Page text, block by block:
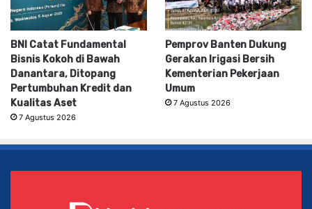
BNI Catat Fundamental
Bisnis Kokoh di Bawah
Danantara, Ditopang
Pertumbuhan Kredit dan
Kualitas Aset
7 Agustus 2026
Pemprov Banten Dukung
Gerakan Irigasi Bersih
Kementerian Pekerjaan
Umum
7 Agustus 2026